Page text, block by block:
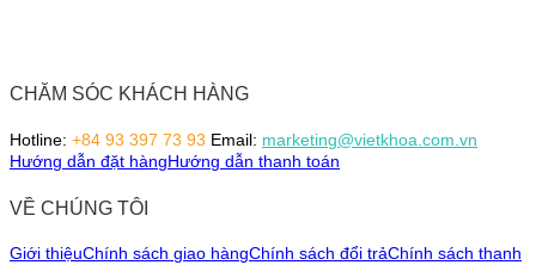
CHĂM SÓC KHÁCH HÀNG
Hotline: +84 93 397 73 93 Email: marketing@vietkhoa.com.vn
Hướng dẫn đặt hàng Hướng dẫn thanh toán
VỀ CHÚNG TÔI
Giới thiệuChính sách giao hàngChính sách đổi trảChính sách thanh